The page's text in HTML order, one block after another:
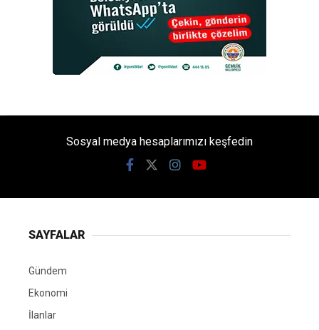
Sosyal medya hesaplarımızı keşfedin
SAYFALAR
Gündem
Ekonomi
İlanlar